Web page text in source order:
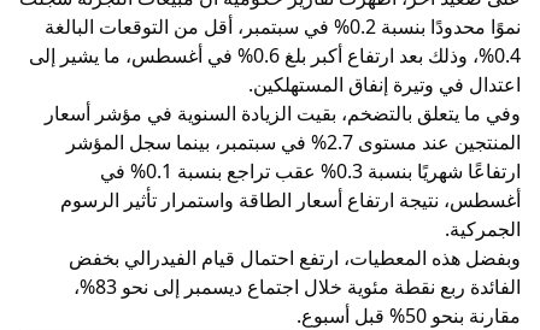
نموًا محدودًا بنسبة 0.2% في سبتمبر، أقل من التوقعات البالغة
0.4%، وذلك بعد ارتفاع أكبر بلغ 0.6% في أغسطس، ما يشير إلى
اعتدال في وتيرة إنفاق المستهلكين.
وفي ما يتعلق بالتضخم، بقيت الزيادة السنوية في مؤشر أسعار
المنتجين عند مستوى 2.7% في سبتمبر، بينما سجل المؤشر
ارتفاعًا شهريًا بنسبة 0.3% عقب تراجع بنسبة 0.1% في
أغسطس، نتيجة ارتفاع أسعار الطاقة واستمرار تأثير الرسوم
الجمركية.
وبفضل هذه المعطيات، ارتفع احتمال قيام الفيدرالي بخفض
الفائدة ربع نقطة مئوية خلال اجتماع ديسمبر إلى نحو 83%،
مقارنة بنحو 50% قبل أسبوع.